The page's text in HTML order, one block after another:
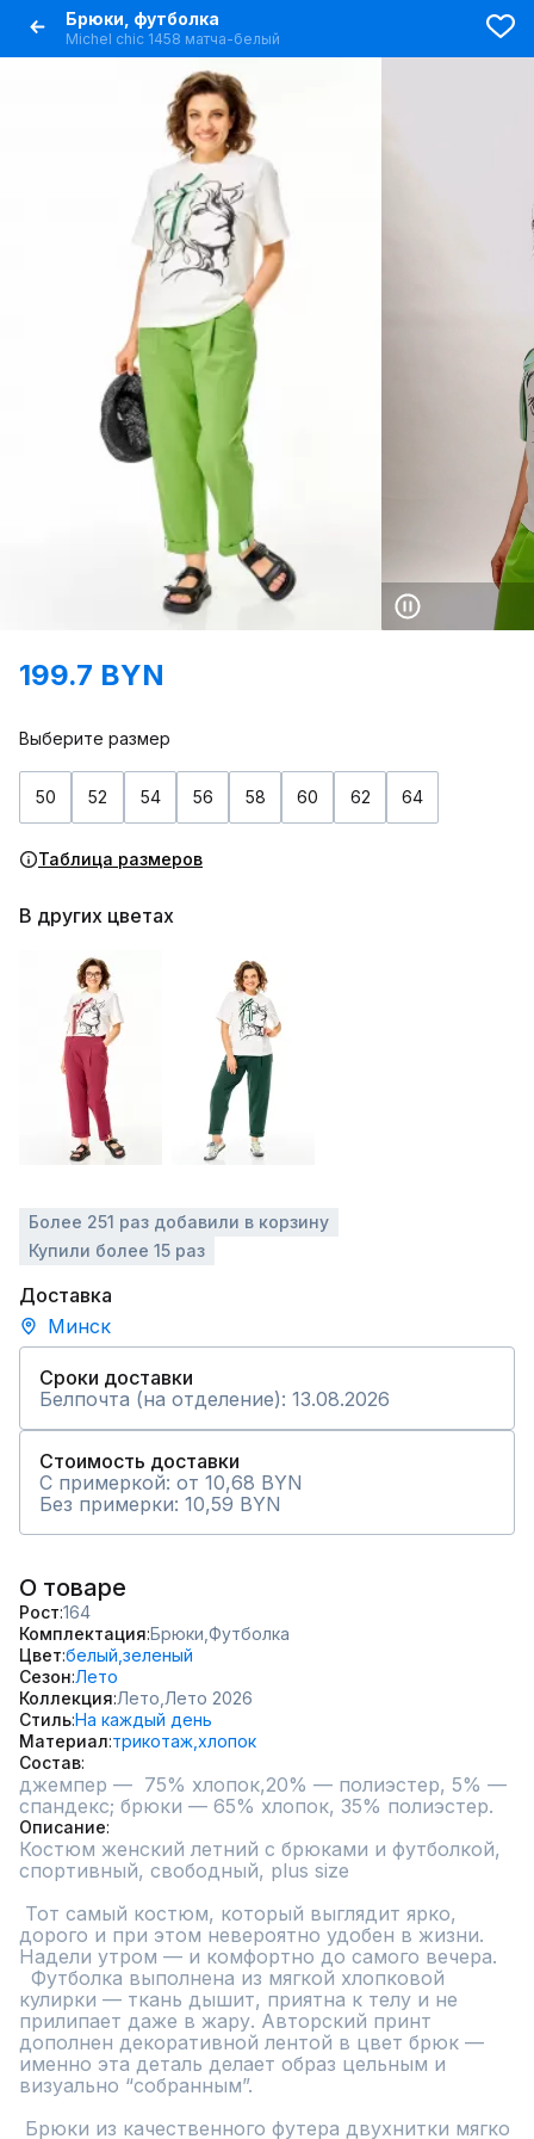
Брюки, футболка
Michel chic 1458 матча-белый
199.7 BYN
Выберите размер
50 52 54 56 58 60 62 64
Таблица размеров
В других цветах
Более 251 раз добавили в корзину
Купили более 15 раз
Доставка
Минск
Сроки доставки
Белпочта (на отделение): 13.08.2026
Стоимость доставки
С примеркой: от 10,68 BYN
Без примерки: 10,59 BYN
О товаре
Рост 164
Комплектация Брюки, Футболка
Цвет белый, зеленый
Сезон Лето
Коллекция Лето, Лето 2026
СтильНа каждый день
Материал трикотаж, хлопок
Состав
джемпер —  75% хлопок,20% — полиэстер, 5% —
спандекс; брюки — 65% хлопок, 35% полиэстер.
Описание
Костюм женский летний с брюками и футболкой,
спортивный, свободный, plus size
дорого и при этом невероятно удобен в жизни.
Надели утром — и комфортно до самого вечера.
кулирки — ткань дышит, приятна к телу и не
прилипает даже в жару. Авторский принт
дополнен декоративной лентой в цвет брюк —
именно эта деталь делает образ цельным и
визуально “собранным”.